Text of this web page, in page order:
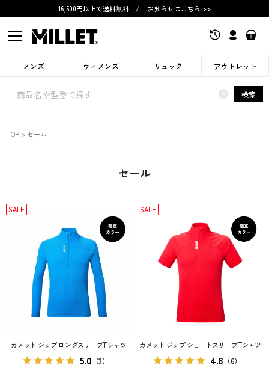
16,500円以上で送料無料 / お知らせはこちら >>
メンズ ウィメンズ リュック アウトレット
× 検索
TOP セール
セール
カメット ジップ ロングスリーブTシャツ
5.0 （3）
SALE
カメット ジップ ショートスリーブTシャツ
4.8 （6）
SALE